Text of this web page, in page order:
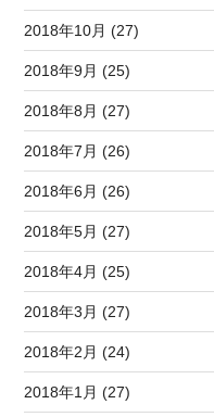
2018年10月 (27)
2018年9月 (25)
2018年8月 (27)
2018年7月 (26)
2018年6月 (26)
2018年5月 (27)
2018年4月 (25)
2018年3月 (27)
2018年2月 (24)
2018年1月 (27)